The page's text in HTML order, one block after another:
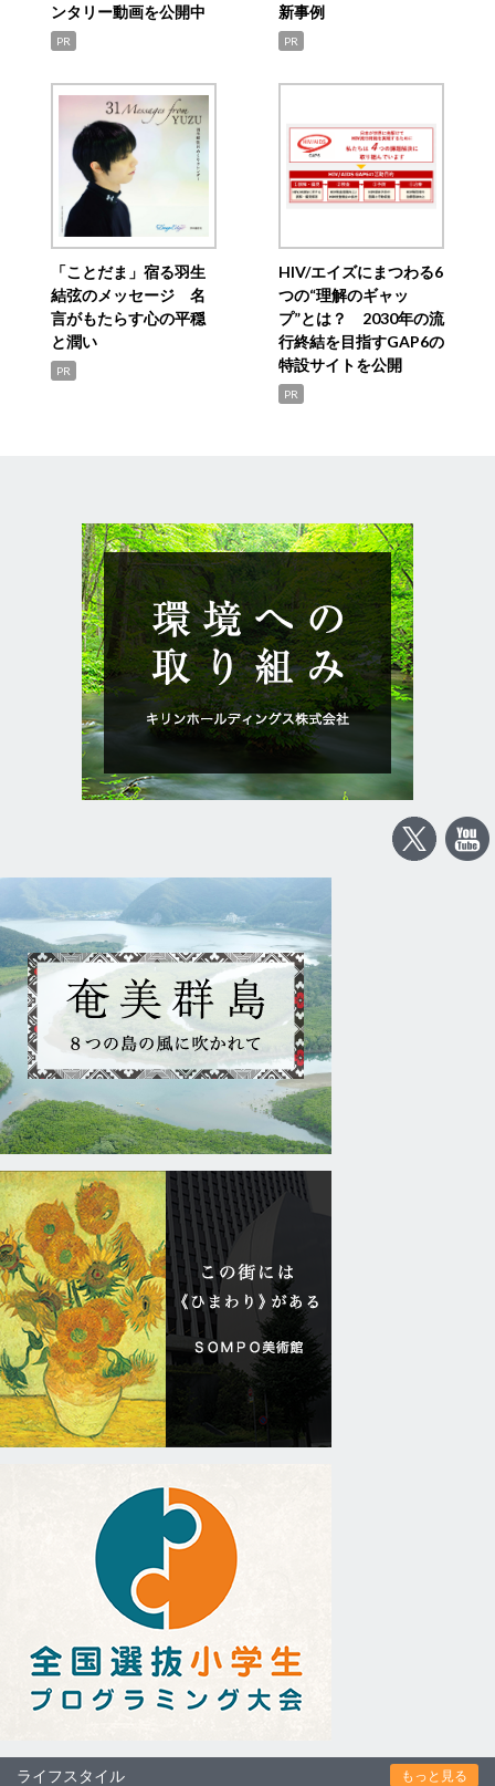
ンタリー動画を公開中
PR
新事例
PR
「ことだま」宿る羽生
結弦のメッセージ 名
言がもたらす心の平穏
と潤い
PR
HIV/エイズにまつわる6
つの“理解のギャッ
プ”とは？ 2030年の流
行終結を目指すGAP6の
特設サイトを公開
PR
ライフスタイル もっと見る